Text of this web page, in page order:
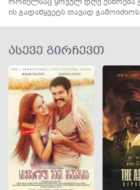
რომელსაც ყოველ დღე ესწრება
ის გადაწყვეტს თავად
ასევე გირჩევთ